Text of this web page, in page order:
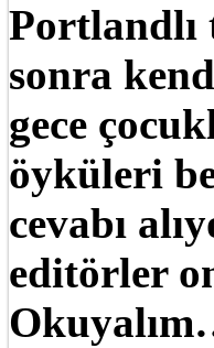
sonra
gece
öyküleri
cevabı
editörler